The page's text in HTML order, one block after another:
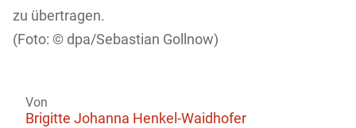
zu übertragen.
dpa/Sebastian Gollnow)
Von
Brigitte Johanna Henkel-Waidhofer